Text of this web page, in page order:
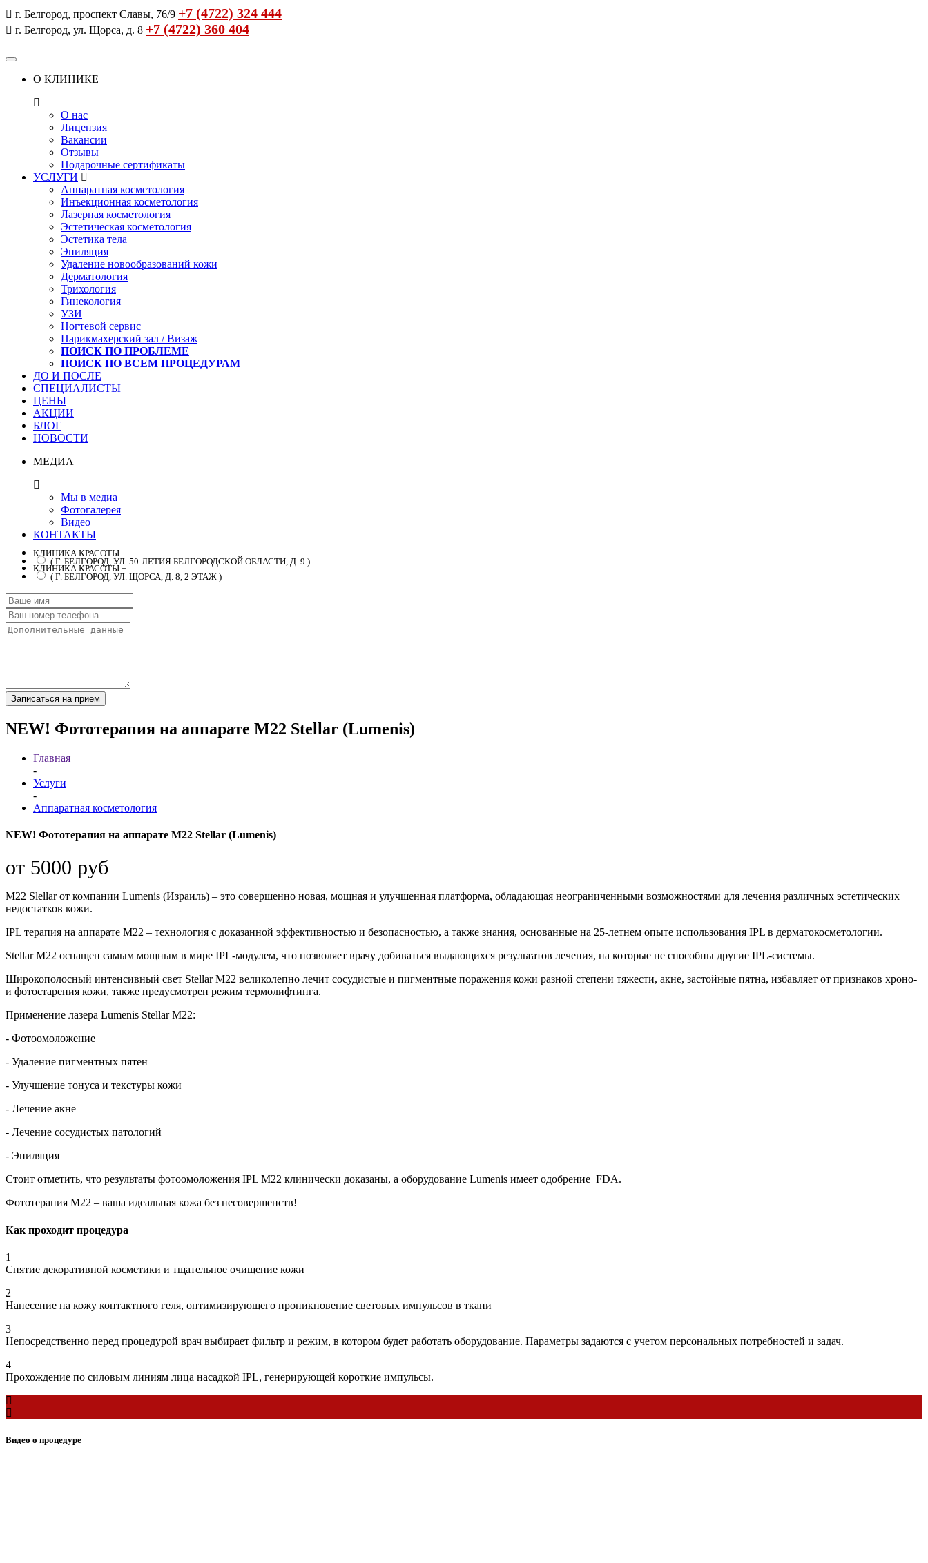
г. Белгород, проспект Славы, 76/9 +7 (4722) 324 444
г. Белгород, ул. Щорса, д. 8 +7 (4722) 360 404
О КЛИНИКЕ
О нас
Лицензия
Вакансии
Отзывы
Подарочные сертификаты
УСЛУГИ
Аппаратная косметология
Инъекционная косметология
Лазерная косметология
Эстетическая косметология
Эстетика тела
Эпиляция
Удаление новообразований кожи
Дерматология
Трихология
Гинекология
УЗИ
Ногтевой сервис
Парикмахерский зал / Визаж
ПОИСК ПО ПРОБЛЕМЕ
ПОИСК ПО ВСЕМ ПРОЦЕДУРАМ
ДО И ПОСЛЕ
СПЕЦИАЛИСТЫ
ЦЕНЫ
АКЦИИ
БЛОГ
НОВОСТИ
МЕДИА
Мы в медиа
Фотогалерея
Видео
КОНТАКТЫ
КЛИНИКА КРАСОТЫ
( Г. БЕЛГОРОД, УЛ. 50-ЛЕТИЯ БЕЛГОРОДСКОЙ ОБЛАСТИ, Д. 9 )
КЛИНИКА КРАСОТЫ +
( Г. БЕЛГОРОД, УЛ. ЩОРСА, Д. 8, 2 ЭТАЖ )
Записаться на прием
NEW! Фототерапия на аппарате М22 Stellar (Lumenis)
Главная
-
Услуги
-
Аппаратная косметология
NEW! Фототерапия на аппарате М22 Stellar (Lumenis)
от 5000 руб
М22 Slellar от компании Lumenis (Израиль) – это совершенно новая, мощная и улучшенная платформа, обладающая неограниченными возможностями для лечения различных эстетических
недостатков кожи.
IPL терапия на аппарате М22 – технология с доказанной эффективностью и безопасностью, а также знания, основанные на 25-летнем опыте использования IPL в дерматокосметологии.
Stellar М22 оснащен самым мощным в мире IPL‑модулем, что позволяет врачу добиваться выдающихся результатов лечения, на которые не способны другие IPL-системы.
Широкополосный интенсивный свет Stellar М22 великолепно лечит сосудистые и пигментные поражения кожи разной степени тяжести, акне, застойные пятна, избавляет от признаков хроно-
и фотостарения кожи, также предусмотрен режим термолифтинга.
Применение лазера Lumenis Stellar M22:
- Фотоомоложение
- Удаление пигментных пятен
- Улучшение тонуса и текстуры кожи
- Лечение акне
- Лечение сосудистых патологий
- Эпиляция
Стоит отметить, что результаты фотоомоложения IPL M22 клинически доказаны, а оборудование Lumenis имеет одобрение FDA.
Фототерапия М22 – ваша идеальная кожа без несовершенств!
Как проходит процедура
1
Снятие декоративной косметики и тщательное очищение кожи
2
Нанесение на кожу контактного геля, оптимизирующего проникновение световых импульсов в ткани
3
Непосредственно перед процедурой врач выбирает фильтр и режим, в котором будет работать оборудование. Параметры задаются с учетом персональных потребностей и задач.
4
Прохождение по силовым линиям лица насадкой IPL, генерирующей короткие импульсы.
Видео о процедуре